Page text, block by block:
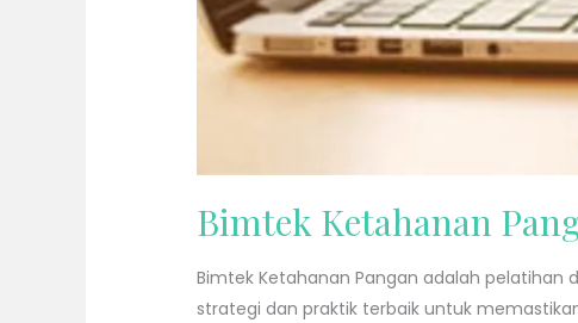
Bimtek Ketahanan
Bimtek Ketahanan Pangan adalah
strategi dan praktik terbaik untuk